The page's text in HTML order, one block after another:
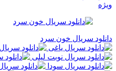
ویژه
دانلود سریال خون سرد